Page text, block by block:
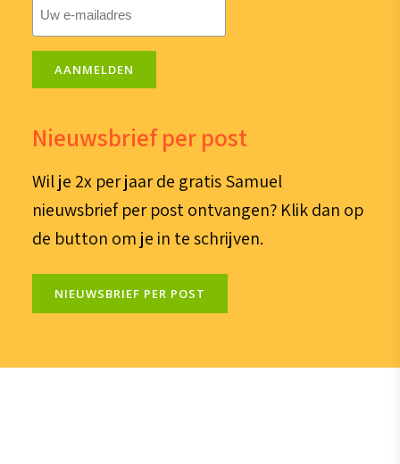
AANMELDEN
Nieuwsbrief per post
Wil je 2x per jaar de gratis Samuel
nieuwsbrief per post ontvangen? Klik dan op
de button om je in te schrijven.
NIEUWSBRIEF PER POST